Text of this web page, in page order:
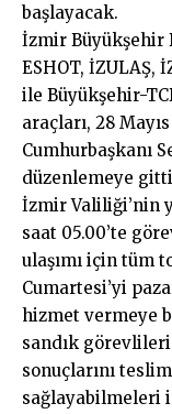
başlayacak.
İzmir Büyükşehir
ESHOT, İZULAŞ,
ile Büyükşehir-
araçları, 28
Cumhurbaşkanı
düzenlemeye
İzmir Valiliği’nin
saat 05.00’te
ulaşımı için tüm
Cumartesi’yi
hizmet vermeye
sandık
sonuçlarını
sağlayabilmeleri